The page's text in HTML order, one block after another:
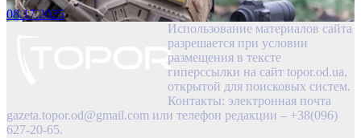
08.17.2025
Использование материалов сайта
разрешается при условии
размещения в тексте
гиперссылки на сайт topor.od.ua,
открытой для поисковых систем.
Контакты: электронная почта
gazeta.topor.od@gmail.com или телефон редакции – +38(096)
627-20-65.